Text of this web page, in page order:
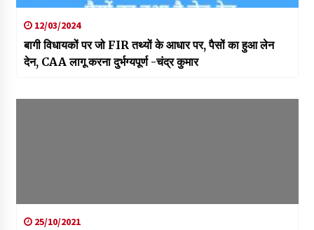
12/03/2024
बागी विधायकों पर जो FIR तथ्यों के आधार पर, पैसों का हुआ लेन
देन, CAA लागू करना दुर्भग्यपूर्ण -चंद्र कुमार
25/10/2021